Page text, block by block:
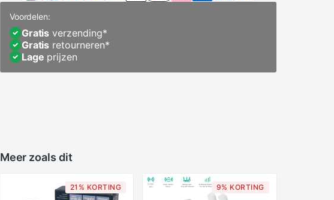
Voordelen:
Gratis verzending*
Gratis retourneren*
Lage prijzen
Meer zoals dit
21% KORTING 9% KORTING